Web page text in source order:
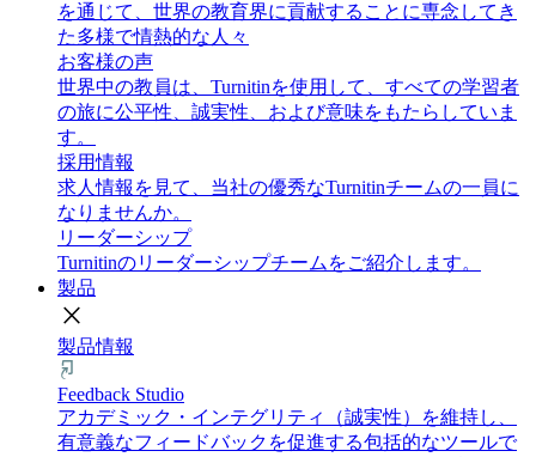
を通じて、世界の教育界に貢献することに専念してき
た多様で情熱的な人々
お客様の声
世界中の教員は、Turnitinを使用して、すべての学習者
の旅に公平性、誠実性、および意味をもたらしていま
す。
採用情報
求人情報を見て、当社の優秀なTurnitinチームの一員に
なりませんか。
リーダーシップ
Turnitinのリーダーシップチームをご紹介します。
製品
close
製品情報
Feedback Studio
アカデミック・インテグリティ（誠実性）を維持し、
有意義なフィードバックを促進する包括的なツールで